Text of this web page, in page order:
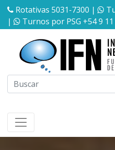
Rotativas 5031-7300 |
|
Turnos por PSG +54 9